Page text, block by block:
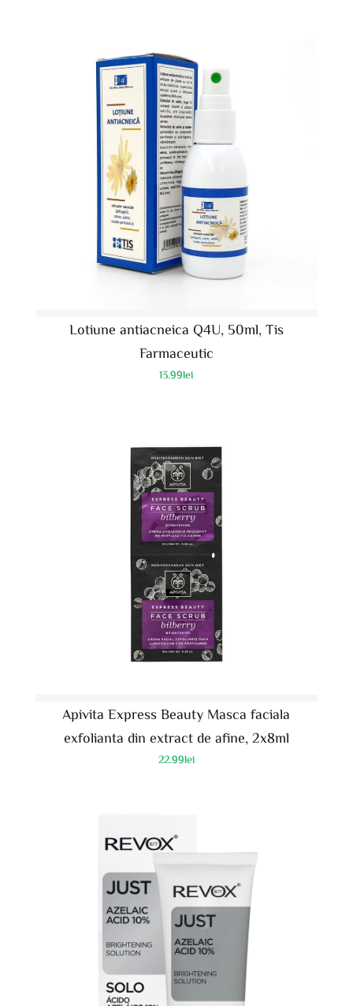
Lotiune antiacneica Q4U, 50ml, Tis
Farmaceutic
13.99lei
Apivita Express Beauty Masca faciala
exfolianta din extract de afine, 2x8ml
22.99lei